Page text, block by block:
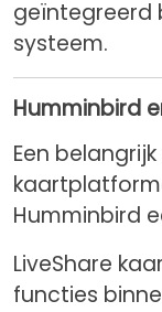
geïntegreerd
systeem.
Humminbird
Een
Humminbird
LiveShare
functies